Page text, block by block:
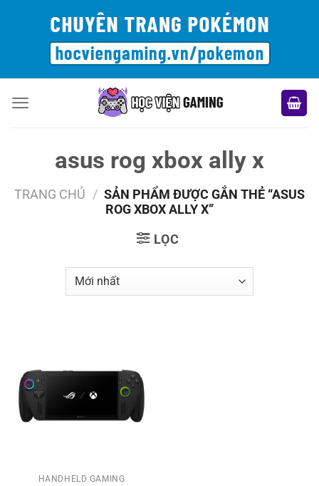
asus rog xbox ally x
TRANG CHỦ / SẢN PHẨM ĐƯỢC GẮN THẺ “ASUS
ROG XBOX ALLY X”
LỌC
HANDHELD GAMING